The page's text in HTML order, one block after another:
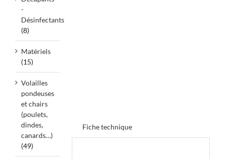
Fiche technique
-
Désinfectants
(8)
Matériels
(15)
Volailles
pondeuses
et chairs
(poulets,
dindes,
canards…)
(49)